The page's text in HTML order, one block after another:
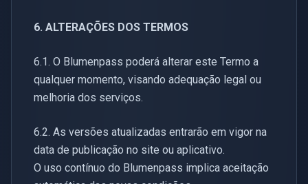
6. ALTERAÇÕES DOS TERMOS
6.1. O Blumenpass poderá alterar este Termo a
qualquer momento, visando adequação legal ou
melhoria dos serviços.
6.2. As versões atualizadas entrarão em vigor na
data de publicação no site ou aplicativo.
O uso contínuo do Blumenpass implica aceitação